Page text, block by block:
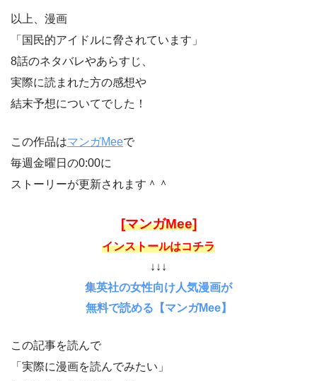
以上、漫画
「国民的アイドルに脅されています」
8話のネタバレやあらすじ、
実際に読まれた方の感想や
結末予想についてでした！
この作品はマンガMeeで
毎週金曜日の0:00に
ストーリーが更新されます＾＾
[マンガMee]
インストールはコチラ
↓↓↓
集英社の女性向け人気漫画が
無料で読める【マンガMee】
この記事を読んで
「実際に漫画を読んでみたい」